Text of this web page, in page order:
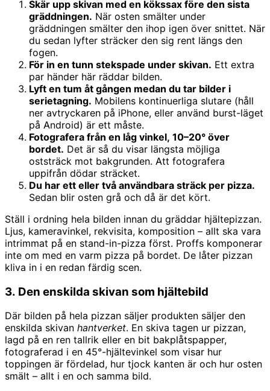
Skär upp skivan med en kökssax före den sista
gräddningen. När osten smälter under
gräddningen smälter den ihop igen över snittet. När
du sedan lyfter sträcker den sig rent längs den
fogen.
För in en tunn stekspade under skivan. Ett extra
par händer här räddar bilden.
Lyft en tum åt gången medan du tar bilder i
serietagning. Mobilens kontinuerliga slutare (håll
ner avtryckaren på iPhone, eller använd burst-läget
på Android) är ett måste.
Fotografera från en låg vinkel, 10–20° över
bordet. Det är så du visar längsta möjliga
oststräck mot bakgrunden. Att fotografera
uppifrån dödar sträcket.
Du har ett eller två användbara sträck per pizza.
Sedan blir osten grå och då är det kört.
Ställ i ordning hela bilden innan du gräddar hjältepizzan.
Ljus, kameravinkel, rekvisita, komposition – allt ska vara
intrimmat på en stand-in-pizza först. Proffs komponerar
inte om med en varm pizza på bordet. De låter pizzan
kliva in i en redan färdig scen.
3. Den enskilda skivan som hjältebild
Där bilden på hela pizzan säljer produkten säljer den
enskilda skivan hantverket. En skiva tagen ur pizzan,
lagd på en ren tallrik eller en bit bakplåtspapper,
fotograferad i en 45°-hjältevinkel som visar hur
toppingen är fördelad, hur tjock kanten är och hur osten
smält – allt i en och samma bild.